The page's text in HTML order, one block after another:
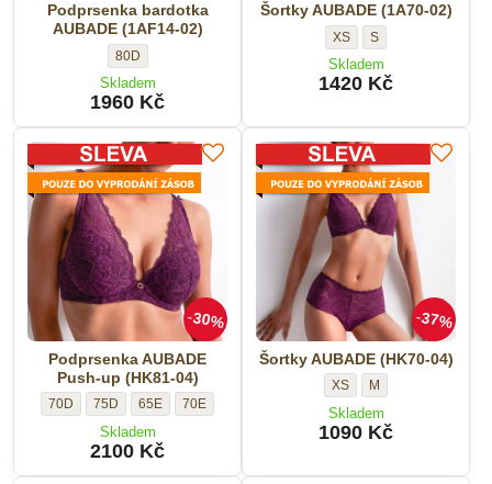
Podprsenka bardotka
AUBADE (1AF14-02)
Podprsenka
bardotka
AUBADE
02)
-
Velikost:
80D
Skladem
1960 Kč
Šortky AUBADE (1A70-02)
Šortky
AUBADE
(1A70-
-
Velikost:
XS
Šortky
(1A70-
-
Velikost:
S
Skladem
1420 Kč
30%
Podprsenka AUBADE
Push-up (HK81-04)
Podprsenka
AUBADE
70D
Podprsenka
AUBADE
Push-
75D
Podprsenka
Push-
65E
Podprsenka
70E
Skladem
2100 Kč
37%
Šortky AUBADE (HK70-04)
Šortky
AUBADE
(HK70-
-
XS
Šortky
(HK70-
-
M
Skladem
1090 Kč